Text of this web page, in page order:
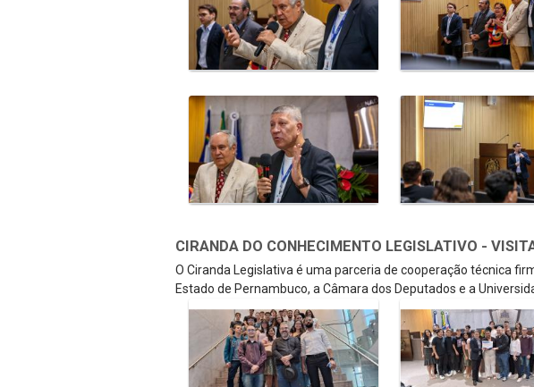
CIRANDA DO CONHECIMENTO LEGISLATIVO -
O Ciranda Legislativa é uma parceria de cooperação técnica
Estado de Pernambuco, a Câmara dos Deputados e a
Galeria de Mídias